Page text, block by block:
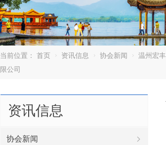
当前位置： 首页 资讯信息 协会新闻
温州宏
限公司
资讯信息
协会新闻